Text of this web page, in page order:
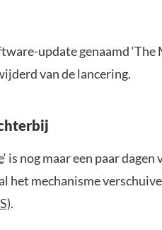
update genaamd
van de lancering.
‘ is nog maar een paar
het mechanisme
.